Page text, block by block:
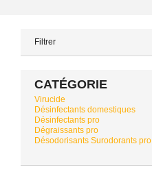
Filtrer
CATÉGORIE
Virucide
Désinfectants domestiques
Désinfectants pro
Dégraissants pro
Désodorisants Surodorants pro